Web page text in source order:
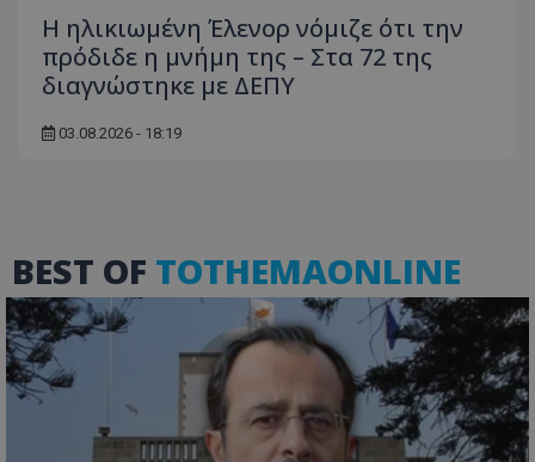
Η ηλικιωμένη Έλενορ νόμιζε ότι την
πρόδιδε η μνήμη της – Στα 72 της
διαγνώστηκε με ΔΕΠΥ
03.08.2026 - 18:19
BEST OF TOTHEMAONLINE
ASP.NET_SessionId